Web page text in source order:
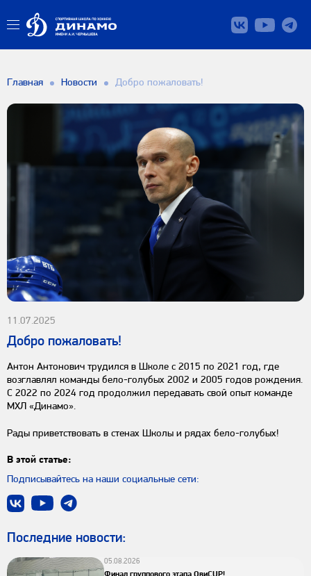
Главная Новости Добро пожаловать!
11.07.2025
Добро пожаловать!
Антон Антонович трудился в Школе с 2015 по 2021 год, где
возглавлял команды бело-голубых 2002 и 2005 годов рождения.
С 2022 по 2024 год продолжил передавать свой опыт команде
МХЛ «Динамо».
Рады приветствовать в стенах Школы и рядах бело-голубых!
В этой статье:
Подписывайтесь на наши социальные сети:
Последниe новости:
05.08.2026